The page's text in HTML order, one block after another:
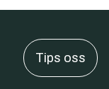
Tips oss